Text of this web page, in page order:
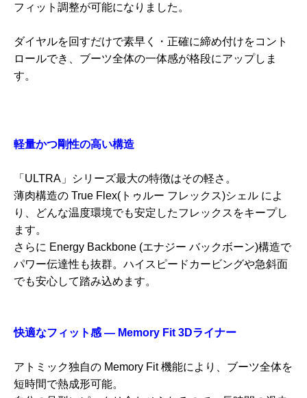
フィット調整が可能になりました。
ダイヤルを回すだけで素早く・正確に締め付けをコント
ロールでき、ブーツ全体の一体感が格段にアップしま
す。
軽量かつ剛性の高い構造
「ULTRA」シリーズ最大の特徴はその軽さ。
薄肉構造の True Flex(トゥルー フレックス)シェル によ
り、どんな温度環境でも安定したフレックスをキープし
ます。
さらに Energy Backbone (エナジー バックボーン)構造で
パワー伝達性も抜群。ハイスピードカービングや急斜面
でも安心して踏み込めます。
快適なフィット感 ― Memory Fit 3Dライナー
アトミック独自の Memory Fit 機能により、ブーツ全体を
短時間で熱成形可能。